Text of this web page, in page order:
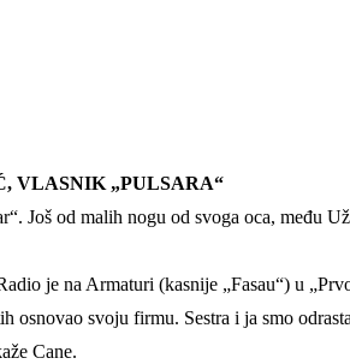
VLASNIK „PULSARA“
Još od malih nogu od svoga oca, među
je na Armaturi (kasnije „Fasau“) u
osnovao svoju firmu. Sestra i ja smo
Cane.